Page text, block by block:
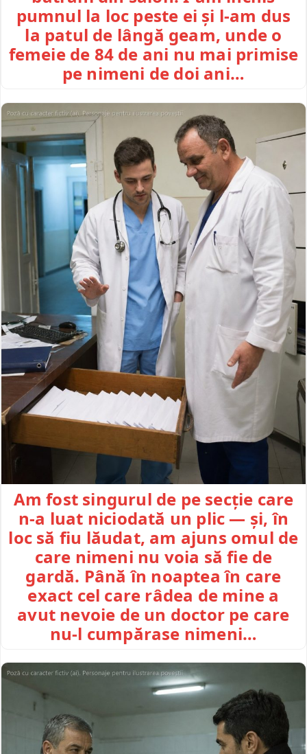
pumnul la loc peste ei și l-am dus
la patul de lângă geam, unde o
femeie de 84 de ani nu mai primise
pe nimeni de doi ani…
Am fost singurul de pe secție care
n-a luat niciodată un plic — și, în
loc să fiu lăudat, am ajuns omul de
care nimeni nu voia să fie de
gardă. Până în noaptea în care
exact cel care râdea de mine a
avut nevoie de un doctor pe care
nu-l cumpărase nimeni…